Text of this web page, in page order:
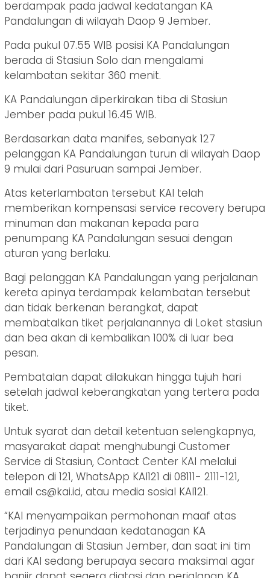
berdampak pada jadwal kedatangan KA
Pandalungan di wilayah Daop 9 Jember.
Pada pukul 07.55 WIB posisi KA Pandalungan
berada di Stasiun Solo dan mengalami
kelambatan sekitar 360 menit.
KA Pandalungan diperkirakan tiba di Stasiun
Jember pada pukul 16.45 WIB.
Berdasarkan data manifes, sebanyak 127
pelanggan KA Pandalungan turun di wilayah Daop
9 mulai dari Pasuruan sampai Jember.
Atas keterlambatan tersebut KAI telah
memberikan kompensasi service recovery berupa
minuman dan makanan kepada para
penumpang KA Pandalungan sesuai dengan
aturan yang berlaku.
Bagi pelanggan KA Pandalungan yang perjalanan
kereta apinya terdampak kelambatan tersebut
dan tidak berkenan berangkat, dapat
membatalkan tiket perjalanannya di Loket stasiun
dan bea akan di kembalikan 100% di luar bea
pesan.
Pembatalan dapat dilakukan hingga tujuh hari
setelah jadwal keberangkatan yang tertera pada
tiket.
Untuk syarat dan detail ketentuan selengkapnya,
masyarakat dapat menghubungi Customer
Service di Stasiun, Contact Center KAI melalui
telepon di 121, WhatsApp KAI121 di 08111- 2111-121,
email cs@kai.id, atau media sosial KAI121.
“KAI menyampaikan permohonan maaf atas
terjadinya penundaan kedatanagan KA
Pandalungan di Stasiun Jember, dan saat ini tim
dari KAI sedang berupaya secara maksimal agar